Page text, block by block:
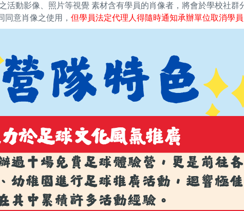
活動影像、照片等視覺 素材含有學員的肖像者，將會於學校社群
同意肖像之使用， 但學員法定代理人得隨時通知承辦單位取消學員